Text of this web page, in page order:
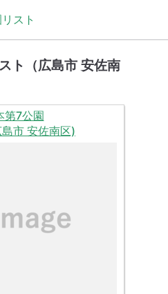
ト（広島市 安佐南
第7公園
市 安佐南区)